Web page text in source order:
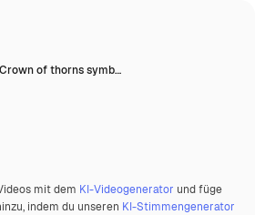
Crown of thorns symb…
mit dem KI-Videogenerator und füge
indem du unseren KI-Stimmengenerator